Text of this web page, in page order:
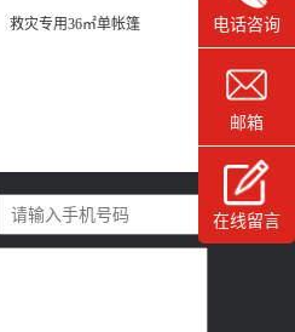
救灾专用36㎡单帐篷 电话咨询
邮箱
在线留言